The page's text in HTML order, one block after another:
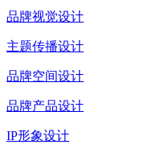
品牌视觉设计
主题传播设计
品牌空间设计
品牌产品设计
IP形象设计